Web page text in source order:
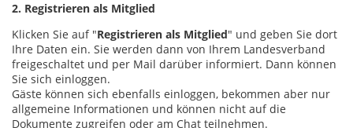
2. Registrieren als Mitglied
Klicken Sie auf "Registrieren als Mitglied" und geben Sie dort
Ihre Daten ein. Sie werden dann von Ihrem Landesverband
freigeschaltet und per Mail darüber informiert. Dann können
Sie sich einloggen.
Gäste können sich ebenfalls einloggen, bekommen aber nur
allgemeine Informationen und können nicht auf die
Dokumente zugreifen oder am Chat teilnehmen.